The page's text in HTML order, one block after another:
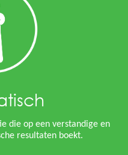
die op een verstandige en
resultaten boekt.